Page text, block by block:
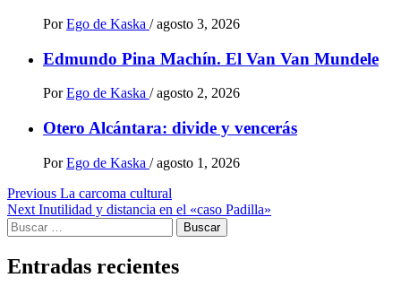
Por Ego de Kaska / agosto 3, 2026
Edmundo Pina Machín. El Van Van Mundele
Por Ego de Kaska / agosto 2, 2026
Otero Alcántara: divide y vencerás
Por Ego de Kaska / agosto 1, 2026
Post
navigation
Previous La carcoma cultural
Next Inutilidad y distancia en el «caso Padilla»
Buscar:
Entradas recientes